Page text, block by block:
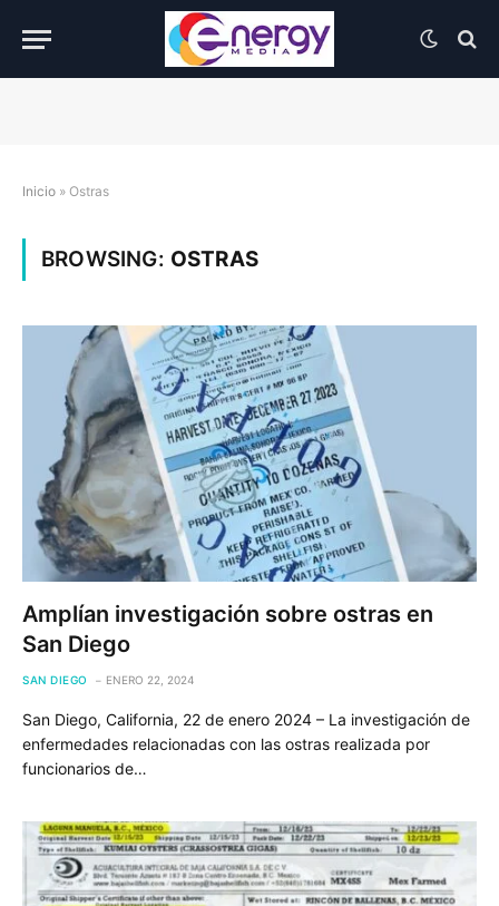
Inicio » Ostras
BROWSING: OSTRAS
Amplían investigación sobre ostras en
San Diego
SAN DIEGO ENERO 22, 2024
San Diego, California, 22 de enero 2024 – La investigación de
enfermedades relacionadas con las ostras realizada por
funcionarios de…